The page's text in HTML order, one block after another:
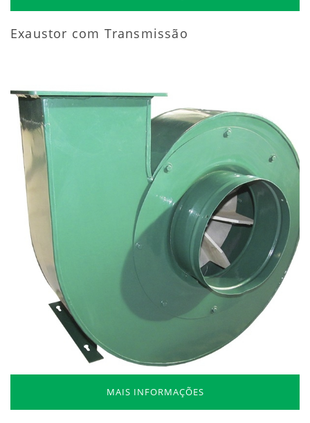
Exaustor com Transmissão
MAIS INFORMAÇÕES